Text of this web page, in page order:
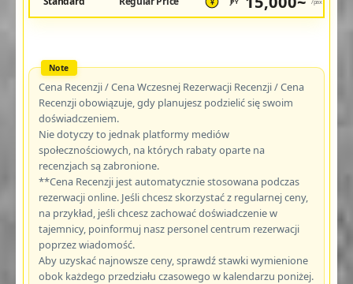
¥
Cena Recenzji / Cena Wczesnej Rezerwacji Recenzji / Cena
Recenzji obowiązuje, gdy planujesz podzielić się swoim
doświadczeniem.
Nie dotyczy to jednak platformy mediów
społecznościowych, na których rabaty oparte na
recenzjach są zabronione.
**Cena Recenzji jest automatycznie stosowana podczas
rezerwacji online. Jeśli chcesz skorzystać z regularnej ceny,
na przykład, jeśli chcesz zachować doświadczenie w
tajemnicy, poinformuj nasz personel centrum rezerwacji
poprzez wiadomość.
Aby uzyskać najnowsze ceny, sprawdź stawki wymienione
obok każdego przedziału czasowego w kalendarzu poniżej.